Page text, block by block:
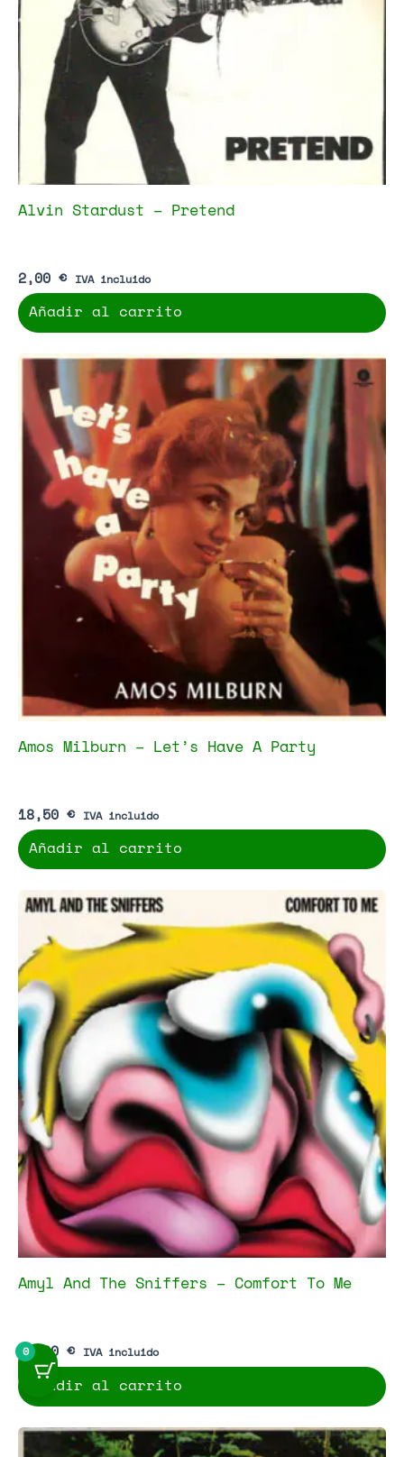
Alvin Stardust – Pretend
2,00 € IVA incluido
Añadir al carrito
Amos Milburn – Let’s Have A Party
18,50 € IVA incluido
Añadir al carrito
Amyl And The Sniffers – Comfort To Me
29,00 € IVA incluido
Añadir al carrito
0